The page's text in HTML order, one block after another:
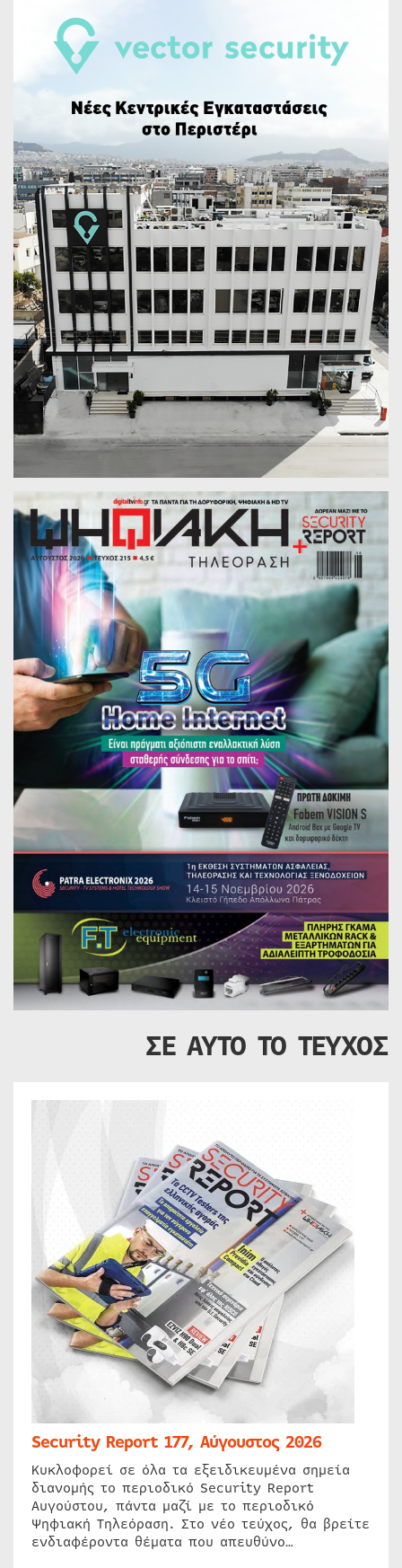
ΣΕ ΑΥΤΟ ΤΟ ΤΕΥΧΟΣ
Security Report 177, Αύγουστος 2026
Κυκλοφορεί σε όλα τα εξειδικευμένα σημεία
διανομής το περιοδικό Security Report
Αυγούστου, πάντα μαζί με το περιοδικό
Ψηφιακή Τηλεόραση. Στο νέο τεύχος, θα βρείτε
ενδιαφέροντα θέματα που απευθύνο…